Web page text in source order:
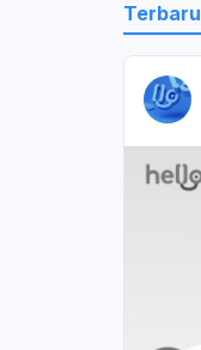
Terbaru